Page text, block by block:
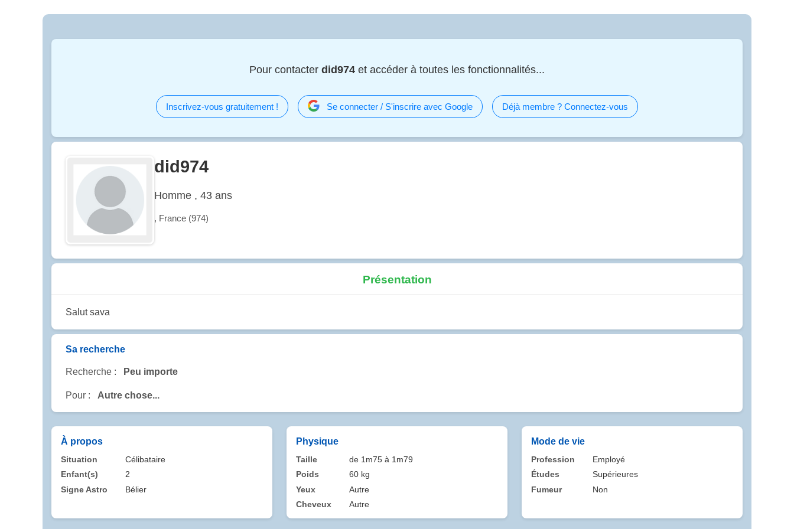
Pour contacter did974 et accéder à toutes les fonctionnalités...
Inscrivez-vous gratuitement ! Se connecter / S'inscrire avec Google Déjà membre ? Connectez-vous
did974
Homme , 43 ans
, France (974)
Présentation
Salut sava
Sa recherche
Recherche : Peu importe
Pour : Autre chose...
À propos
Situation
Célibataire
Enfant(s)
2
Signe Astro
Bélier
Physique
Taille
de 1m75 à 1m79
Poids
60 kg
Yeux
Autre
Cheveux
Autre
Mode de vie
Profession
Employé
Études
Supérieures
Fumeur
Non